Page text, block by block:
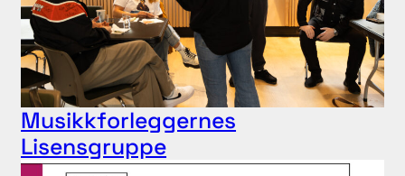
Musikkforleggernes
Lisensgruppe